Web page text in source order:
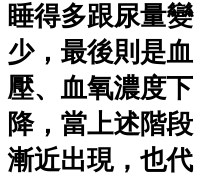
睡得多跟尿量變
少，最後則是血
壓、血氧濃度下
降，當上述階段
漸近出現，也代